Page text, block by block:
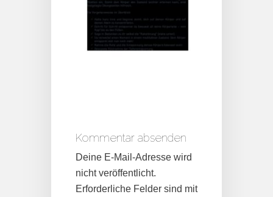
Kommentar absenden
Deine E-Mail-Adresse wird
nicht veröffentlicht.
Erforderliche Felder sind mit